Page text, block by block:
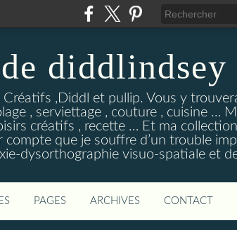
diddlindsey
,Diddl et pullip. Vous y
, serviettage , couture , cuisine …
créatifs , recette … Et ma
que je souffre d’un trouble
dysorthographie visuo-spatiale et
PAGES ARCHIVES CONTACT